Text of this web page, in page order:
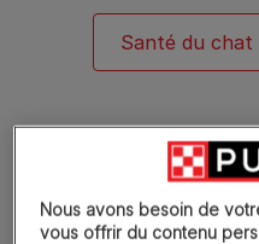
Santé du chat
Nous avons besoin de
vous offrir du contenu